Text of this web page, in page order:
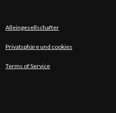
Alleingesellschafter
Privatsphäre und cookies
Terms of Service